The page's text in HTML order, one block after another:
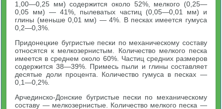
1,00—0,25 мм) содержится около 52%, мелкого (0,25—
0,05 мм) — 41%, пылеватых частиц (0,05—0,01 мм) и
глины (меньше 0,01 мм) — 4%. В песках имеется гумуса
0,2—0,3%.
Придонецкие бугристые пески по механическому составу
относятся к мелкозернистым. Количество мелкого песка
имеется в среднем около 60%. Частиц средних размеров
содержится 38—39%. Примесь пыли и глины составляет
десятые доли процента. Количество гумуса в песках —
0,1—0,2%.
Арчединско-Донские бугристые пески по механическому
составу — мелкозернистые. Количество мелкого песка —